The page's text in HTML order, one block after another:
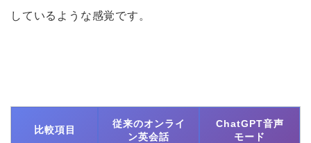
しているような感覚です。
比較項目
従来のオンライ
ン英会話
ChatGPT音声
モード